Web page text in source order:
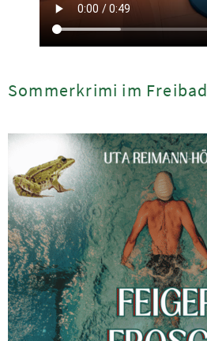
Sommerkrimi im Freibad